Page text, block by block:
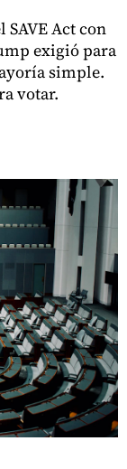
SAVE Act con
exigió para
simple.
votar.